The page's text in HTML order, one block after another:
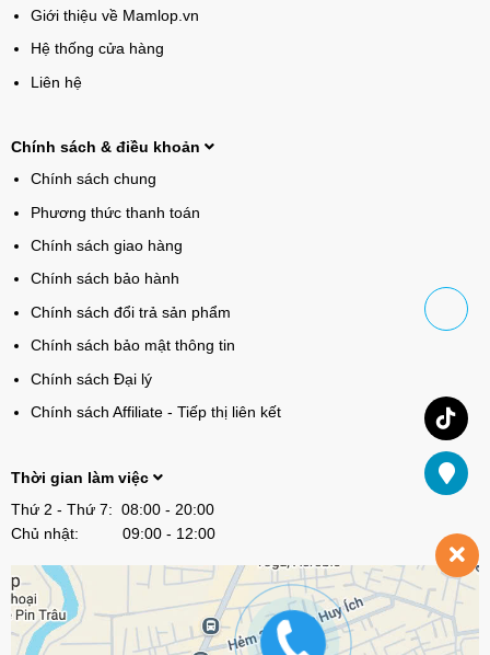
Giới thiệu về Mamlop.vn
Hệ thống cửa hàng
Liên hệ
Chính sách & điều khoản
Chính sách chung
Phương thức thanh toán
Chính sách giao hàng
Chính sách bảo hành
Chính sách đổi trả sản phẩm
Chính sách bảo mật thông tin
Chính sách Đại lý
Chính sách Affiliate - Tiếp thị liên kết
Thời gian làm việc
Thứ 2 - Thứ 7: 08:00 - 20:00
Chủ nhật: 09:00 - 12:00